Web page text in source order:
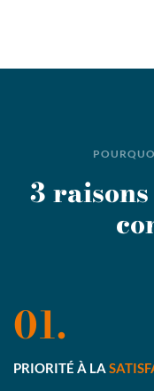
3
01.
PRIORITÉ À LA